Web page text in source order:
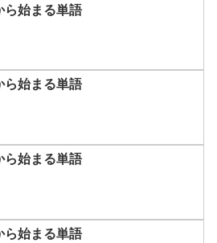
ら始まる単語
ら始まる単語
ら始まる単語
ら始まる単語